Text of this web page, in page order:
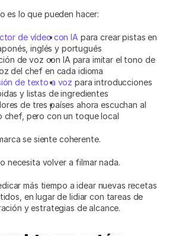
es lo que pueden hacer:
de vídeo con IA para crear pistas en
inglés y portugués
de voz con IA para imitar el tono de
del chef en cada idioma
de texto a voz para introducciones
y listas de ingredientes
de tres países ahora escuchan al
chef, pero con un toque local
se siente coherente.
necesita volver a filmar nada.
más tiempo a idear nuevas recetas
en lugar de lidiar con tareas de
y estrategias de alcance.